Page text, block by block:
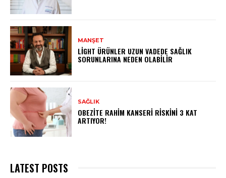
MANŞET
LIGHT ÜRÜNLER UZUN VADEDE SAĞLIK
SORUNLARINA NEDEN OLABILIR
SAĞLIK
OBEZITE RAHIM KANSERI RISKINI 3 KAT
ARTIYOR!
LATEST POSTS